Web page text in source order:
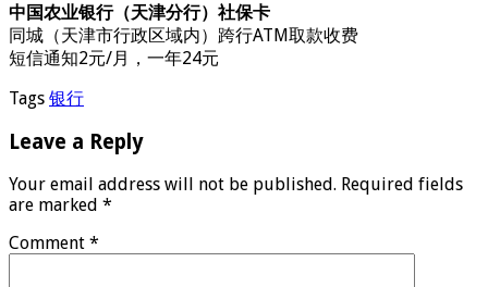
中国农业银行（天津分行）社保卡
同城（天津市行政区域内）跨行ATM取款收费
短信通知2元/月，一年24元
Tags 银行
Leave a Reply
Your email address will not be published. Required fields
are marked *
Comment *